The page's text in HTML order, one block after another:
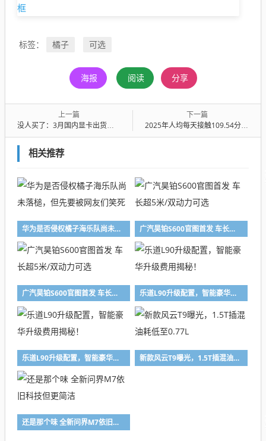
标签： 橘子 可选
海报 阅读 分享
上一篇
没人买了：3月国内显卡出货暴跌23%！主力型号甚至倒挂亏钱出货
下一篇
2025年人均每天接触109.54分钟！你一天刷多久手机
相关推荐
华为是否侵权橘子海乐队尚未落槌，但先要被网友们笑死 广汽昊铂S600官图首发 车长超5米/双动力可选
广汽昊铂S600官图首发 车长超5米/双动力可选 乐道L90升级配置，智能豪华升级费用揭秘！
乐道L90升级配置，智能豪华升级费用揭秘！ 新款风云T9曝光，1.5T插混油耗低至0.77L
还是那个味 全新问界M7依旧科技但更简洁